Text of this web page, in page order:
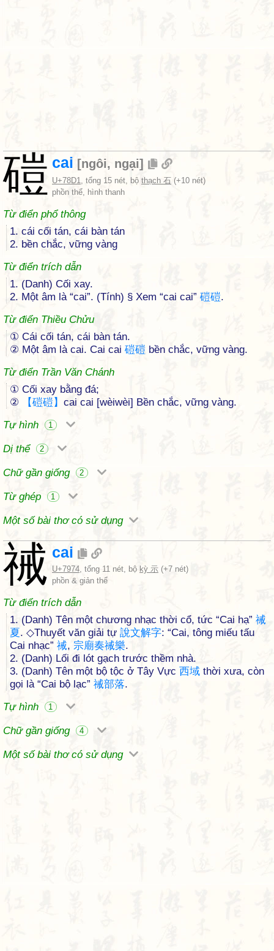
磑 cai [ngôi, ngại]
U+78D1, tổng 15 nét, bộ thạch 石 (+10 nét)
phồn thể, hình thanh
Từ điển phổ thông
1. cái cối tán, cái bàn tán
2. bền chắc, vững vàng
Từ điển trích dẫn
1. (Danh) Cối xay.
2. Một âm là “cai”. (Tính) § Xem “cai cai” 磑磑.
Từ điển Thiều Chửu
① Cái cối tán, cái bàn tán.
② Một âm là cai. Cai cai 磑磑 bền chắc, vững vàng.
Từ điển Trần Văn Chánh
① Cối xay bằng đá;
②
【磑磑】 cai cai [wèiwèi] Bền chắc, vững vàng.
Tự hình
1
Dị thể 2
Chữ gần giống 2
Từ ghép 1
Một số bài thơ có sử dụng
祴 cai
U+7974, tổng 11 nét, bộ kỳ 示 (+7 nét)
phồn & giản thể
Từ điển trích dẫn
1. (Danh) Tên một chương nhạc thời cổ, tức “Cai hạ” 祴
夏. ◇Thuyết văn giải tự 說文解字: “Cai, tông miếu tấu
Cai nhạc” 祴, 宗廟奏祴樂.
2. (Danh) Lối đi lót gạch trước thềm nhà.
3. (Danh) Tên một bộ tộc ở Tây Vực 西域 thời xưa, còn
gọi là “Cai bộ lạc” 祴部落.
Tự hình
1
Chữ gần giống 4
Một số bài thơ có sử dụng